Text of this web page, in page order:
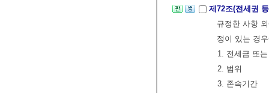
제72조(전세권
규정한 사항
정이 있는 경
1. 전세금 또
2. 범위
3. 존속기간